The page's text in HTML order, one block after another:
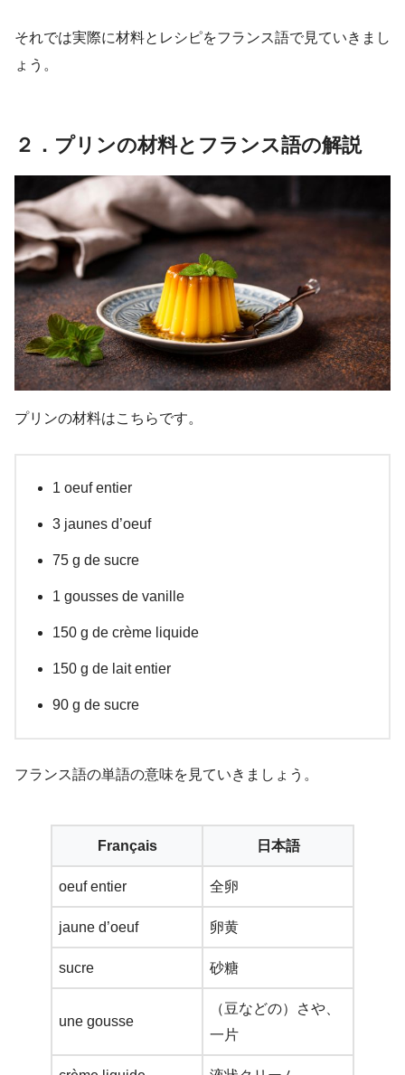
それでは実際に材料とレシピをフランス語で見ていきまし
ょう。
２．プリンの材料とフランス語の解説
プリンの材料はこちらです。
1 oeuf entier
3 jaunes d’oeuf
75 g de sucre
1 gousses de vanille
150 g de crème liquide
150 g de lait entier
90 g de sucre
フランス語の単語の意味を見ていきましょう。
Français 日本語
oeuf entier 全卵
jaune d’oeuf 卵黄
sucre 砂糖
une gousse
（豆などの）さや、
一片